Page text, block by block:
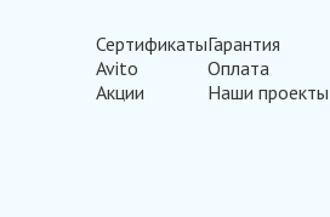
Сертификаты
Avito
Акции
Гарантия
Оплата
Наши проекты